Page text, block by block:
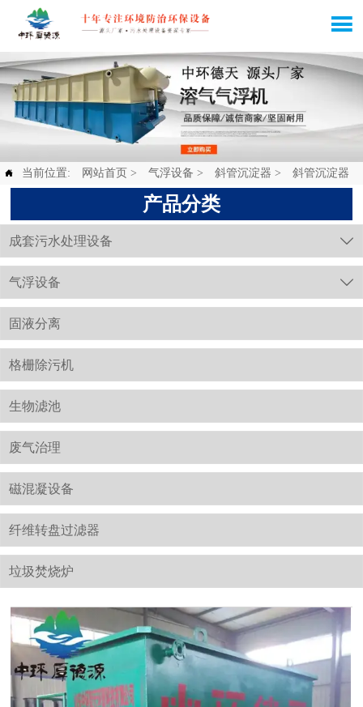

 当前位置: 网站首页 > 气浮设备 > 斜管沉淀器 > 斜管沉淀器
产品分类
成套污水处理设备 
气浮设备 
固液分离
格栅除污机
生物滤池
废气治理
磁混凝设备
纤维转盘过滤器
垃圾焚烧炉